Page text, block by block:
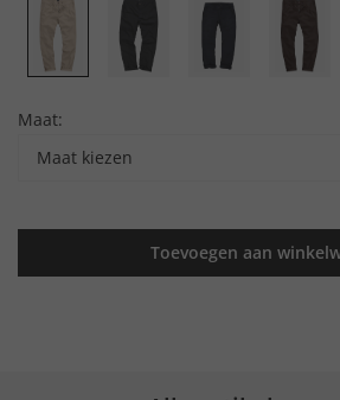
Maat:
Maat kiezen
Toevoegen aan